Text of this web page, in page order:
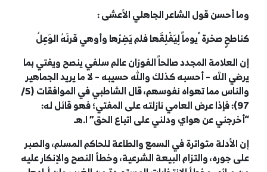
وما أحسن قول الشاعر الجاهلي الأعشى :
كناطحٍ صخرة ً يوماً لِيَفْلِقَها فلم يَضِرْها وأوهي قرنَهُ الوَعِلُ
إن العلامة المجدد صالحاً الفوزان عالم سلفي ينصح ويفتي بما
يرضي الله – أحسبه كذلك والله حسيبه – لا ما يريد الجماهير
والناس مما تهواه نفوسهم، قال الشاطبي في الموافقات (5/
97): فإذا عرض العامي نازلته على المفتي؛ فهو قائل له:
“أخرجني عن هواي ودلني على اتباع الحق” ا.هـ
إن الأدلة متواترة في السمع والطاعة للحاكم المسلم، والصبر
على جوره، والتزام البيعة الشرعية، وخطأ النصح والإنكار عليه